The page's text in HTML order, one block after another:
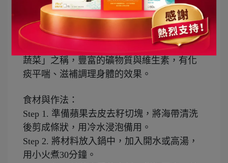
【蘋果海帶湯】
秋季乾燥沒胃口，非常適合用水果來煲湯。
蘋果含有許多營養及纖維素，能夠潤肺開
胃、幫助消化；海帶有「長壽菜」、「海上
蔬菜」之稱，豐富的礦物質與維生素，有化
痰平喘、滋補調理身體的效果。
食材與作法：
Step 1. 準備蘋果去皮去籽切塊，將海帶清洗
後剪成條狀，用冷水浸泡備用。
Step 2. 將材料放入鍋中，加入開水或高湯，
用小火煮30分鐘。